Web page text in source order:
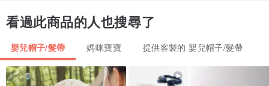
大部分髮帶會以牛油紙包裝好用紙盒寄出(部分會用大信封),附上自制
看過此商品的人也搜尋了
嬰兒帽子/髮帶 媽咪寶寶 提供客製的 嬰兒帽子/髮帶